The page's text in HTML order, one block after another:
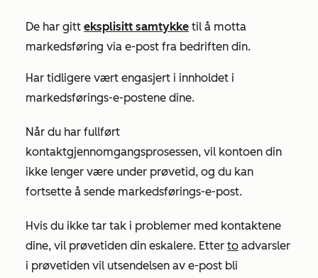
De har gitt eksplisitt samtykke til å motta
markedsføring via e-post fra bedriften din.
Har tidligere vært engasjert i innholdet i
markedsførings-e-postene dine.
Når du har fullført
kontaktgjennomgangsprosessen, vil kontoen din
ikke lenger være under prøvetid, og du kan
fortsette å sende markedsførings-e-post.
Hvis du ikke tar tak i problemer med kontaktene
dine, vil prøvetiden din eskalere. Etter to advarsler
i prøvetiden vil utsendelsen av e-post bli